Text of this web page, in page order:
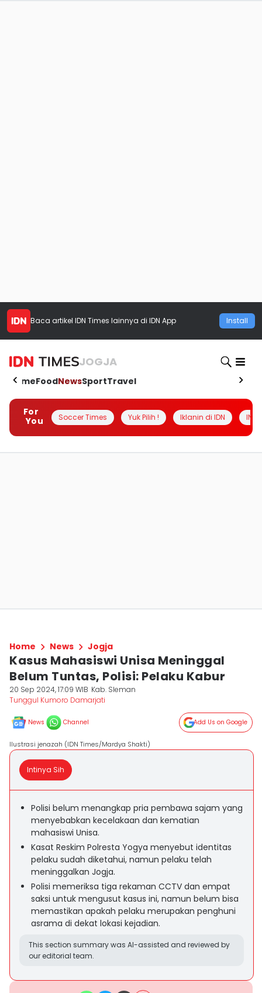
Baca artikel IDN Times lainnya di IDN App Install
JOGJA
HomeFoodNewsSportTravel
For
You
Soccer Times Yuk Pilih ! Iklanin di IDN
Home News Jogja
Kasus Mahasiswi Unisa Meninggal
Belum Tuntas, Polisi: Pelaku Kabur
20 Sep 2024, 17:09 WIB Kab. Sleman
Tunggul Kumoro Damarjati
News Channel Add Us on Google
Ilustrasi jenazah (IDN Times/Mardya Shakti)
Intinya Sih
Polisi belum menangkap pria pembawa sajam yang
menyebabkan kecelakaan dan kematian
mahasiswi Unisa.
Kasat Reskim Polresta Yogya menyebut identitas
pelaku sudah diketahui, namun pelaku telah
meninggalkan Jogja.
Polisi memeriksa tiga rekaman CCTV dan empat
saksi untuk mengusut kasus ini, namun belum bisa
memastikan apakah pelaku merupakan penghuni
asrama di dekat lokasi kejadian.
This section summary was AI-assisted and reviewed by
our editorial team.